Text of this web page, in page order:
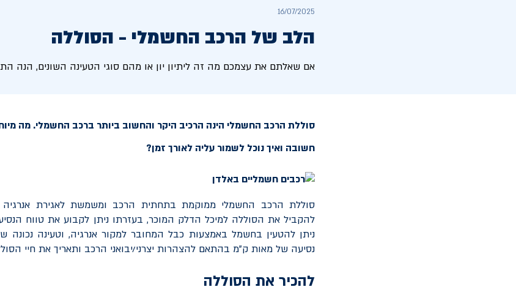
16/07/2025
הלב של הרכב החשמלי - הסוללה
אם שאלתם את עצמכם מה זה ליתיון יון או מהם סוגי הטעינה השונים, הנה
סוללת הרכב החשמלי הינה הרכיב היקר והחשוב ביותר ברכב החשמלי. מה
חשובה ואיך נוכל לשמור עליה לאורך זמן?
סוללת הרכב החשמלי ממוקמת בתחתית הרכב ומשמשת לאגירת אנרגיה
להקביל את הסוללה למיכל הדלק המוכר, בעזרתו ניתן לקבוע את טווח
ניתן להטעין בחשמל באמצעות כבל המחובר למקור אנרגיה, וטעינה
נסיעה של מאות ק"מ בהתאם להצהרות יצרני/יבואני הרכב ותאריך את חיי
להכיר את הסוללה